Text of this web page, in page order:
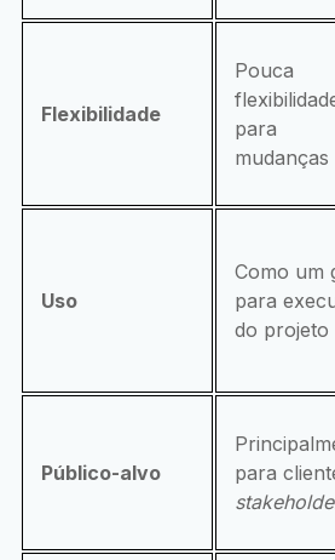
Flexibilidade
Pouca
para
mudanças
Uso
Como um
para
do projeto
Público-alvo
para